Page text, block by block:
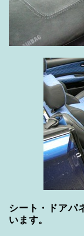
シート・ドアパ
います。